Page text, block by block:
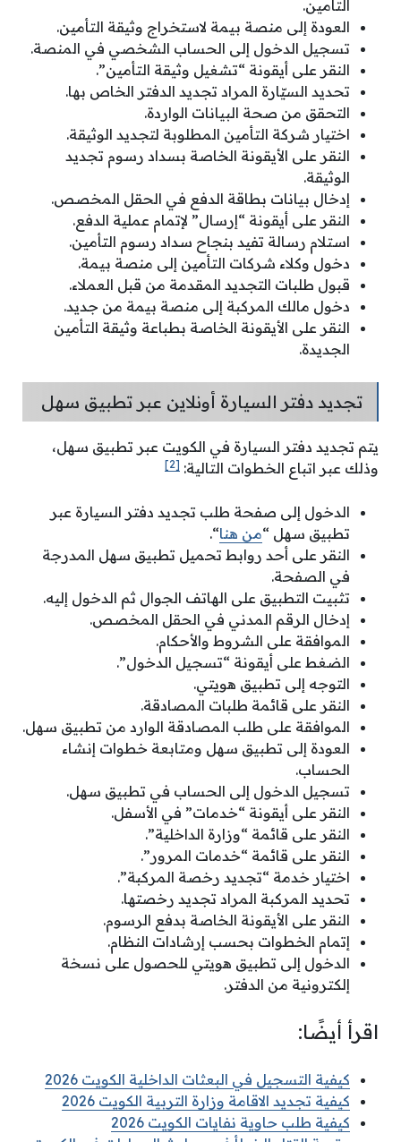
التأمين.
العودة إلى منصة بيمة لاستخراج وثيقة التأمين.
تسجيل الدخول إلى الحساب الشخصي في المنصة.
النقر على أيقونة “تشغيل وثيقة التأمين”.
تحديد السيّارة المراد تجديد الدفتر الخاص بها.
التحقق من صحة البيانات الواردة.
اختيار شركة التأمين المطلوبة لتجديد الوثيقة.
النقر على الأيقونة الخاصة بسداد رسوم تجديد
الوثيقة.
إدخال بيانات بطاقة الدفع في الحقل المخصص.
النقر على أيقونة “إرسال” لإتمام عملية الدفع.
استلام رسالة تفيد بنجاح سداد رسوم التأمين.
دخول وكلاء شركات التأمين إلى منصة بيمة.
قبول طلبات التجديد المقدمة من قبل العملاء.
دخول مالك المركبة إلى منصة بيمة من جديد.
النقر على الأيقونة الخاصة بطباعة وثيقة التأمين
الجديدة.
تجديد دفتر السيارة أونلاين عبر تطبيق سهل
يتم تجديد دفتر السيارة في الكويت عبر تطبيق سهل،
وذلك عبر اتباع الخطوات التالية: [2]
الدخول إلى صفحة طلب تجديد دفتر السيارة عبر
تطبيق سهل “من هنا“.
النقر على أحد روابط تحميل تطبيق سهل المدرجة
في الصفحة.
تثبيت التطبيق على الهاتف الجوال ثم الدخول إليه.
إدخال الرقم المدني في الحقل المخصص.
الموافقة على الشروط والأحكام.
الضغط على أيقونة “تسجيل الدخول”.
التوجه إلى تطبيق هويتي.
النقر على قائمة طلبات المصادقة.
الموافقة على طلب المصادقة الوارد من تطبيق سهل.
العودة إلى تطبيق سهل ومتابعة خطوات إنشاء
الحساب.
تسجيل الدخول إلى الحساب في تطبيق سهل.
النقر على أيقونة “خدمات” في الأسفل.
النقر على قائمة “وزارة الداخلية”.
النقر على قائمة “خدمات المرور”.
اختيار خدمة “تجديد رخصة المركبة”.
تحديد المركبة المراد تجديد رخصتها.
النقر على الأيقونة الخاصة بدفع الرسوم.
إتمام الخطوات بحسب إرشادات النظام.
الدخول إلى تطبيق هويتي للحصول على نسخة
إلكترونية من الدفتر.
اقرأ أيضًا:
كيفية التسجيل في البعثات الداخلية الكويت 2026
كيفية تجديد الاقامة وزارة التربية الكويت 2026
كيفية طلب حاوية نفايات الكويت 2026